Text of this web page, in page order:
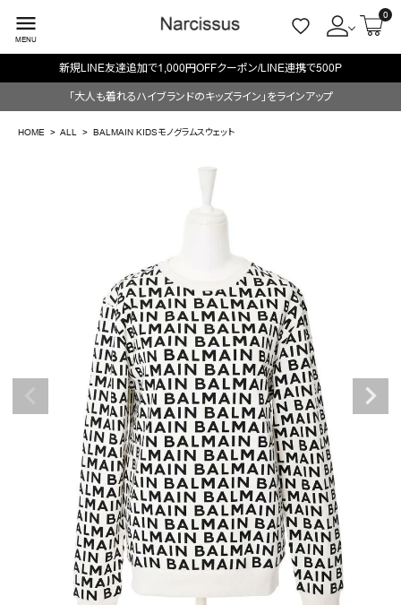
menu
MENU
0
ようこそ ゲスト 様
RE STOCK
COMING SOON
JOURNAL
新規LINE友達追加で1,000円OFFクーポン/LINE連携で500P
「大人も着れるハイブランドのキッズライン」をラインアップ
HOME ALL BALMAIN KIDSモノグラムスウェット